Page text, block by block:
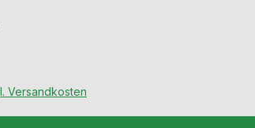
Versandkosten